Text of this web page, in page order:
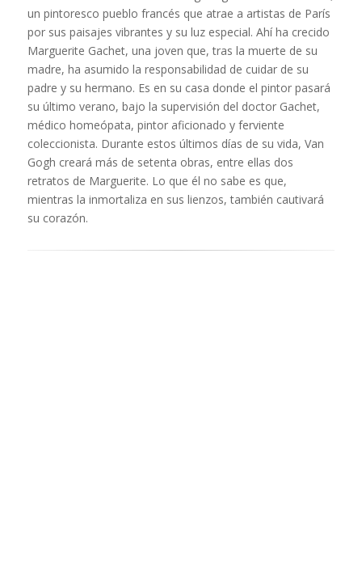
un pintoresco pueblo francés que atrae a artistas de París
por sus paisajes vibrantes y su luz especial. Ahí ha crecido
Marguerite Gachet, una joven que, tras la muerte de su
madre, ha asumido la responsabilidad de cuidar de su
padre y su hermano. Es en su casa donde el pintor pasará
su último verano, bajo la supervisión del doctor Gachet,
médico homeópata, pintor aficionado y ferviente
coleccionista. Durante estos últimos días de su vida, Van
Gogh creará más de setenta obras, entre ellas dos
retratos de Marguerite. Lo que él no sabe es que,
mientras la inmortaliza en sus lienzos, también cautivará
su corazón.